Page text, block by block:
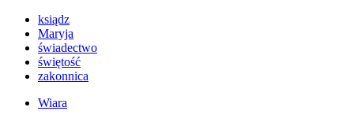
ksiądz
Maryja
świadectwo
świętość
zakonnica
Wiara